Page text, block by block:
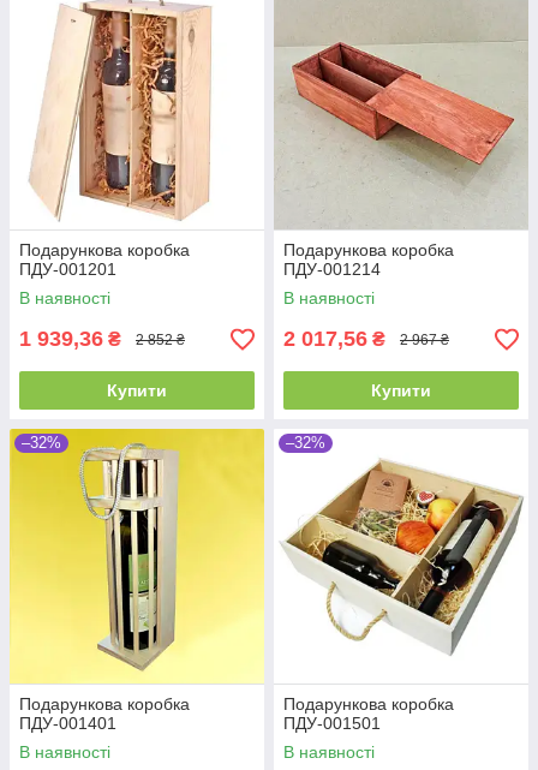
Подарункова коробка
ПДУ-001201
В наявності
1 939,36 ₴ 2 852 ₴
Купити
Подарункова коробка
ПДУ-001214
В наявності
2 017,56 ₴ 2 967 ₴
Купити
–32%
Подарункова коробка
ПДУ-001401
В наявності
–32%
Подарункова коробка
ПДУ-001501
В наявності